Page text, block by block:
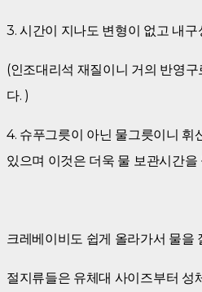
3. 시간이 지나도 변형이 없고 내구
(인조대리석 재질이니 거의 반영
다. )
​4. 슈푸그릇이 아닌 물그릇이니 휘
있으며 이것은 더욱 물 보관시간을
크레베이비도 쉽게 올라가서 물을
절지류들은 유체대 사이즈부터 성